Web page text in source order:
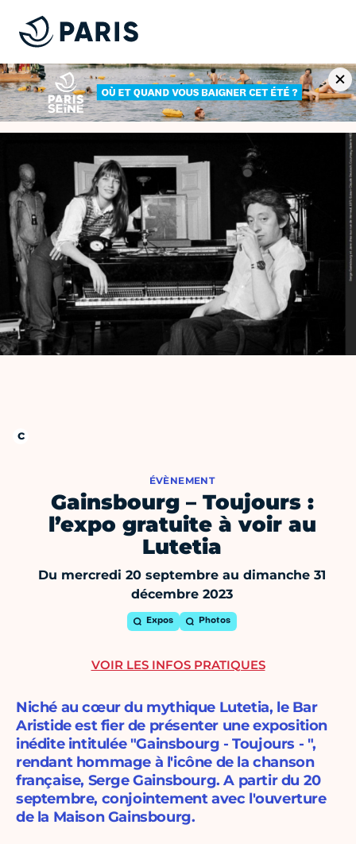
ÉVÈNEMENT
Gainsbourg – Toujours :
l’expo gratuite à voir au
Lutetia
Du mercredi 20 septembre au dimanche 31
décembre 2023
Expos Photos
Niché au cœur du mythique Lutetia, le Bar
Aristide est fier de présenter une exposition
inédite intitulée "Gainsbourg - Toujours - ",
rendant hommage à l'icône de la chanson
française, Serge Gainsbourg. A partir du 20
septembre, conjointement avec l'ouverture
de la Maison Gainsbourg.
VOIR LES INFOS PRATIQUES